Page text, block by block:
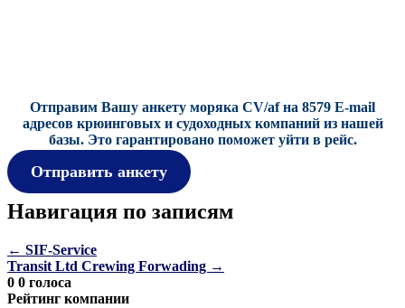
Отправим Вашу анкету моряка CV/af на 8579 E-mail
адресов крюинговых и судоходных компаний из нашей
базы. Это гарантировано поможет уйти в рейс.
Отправить анкету
Навигация по записям
← SIF-Service
Transit Ltd Crewing Forwading →
0 0 голоса
Рейтинг компании